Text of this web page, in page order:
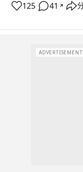
125 41 ↗
ADVERTISEMENT